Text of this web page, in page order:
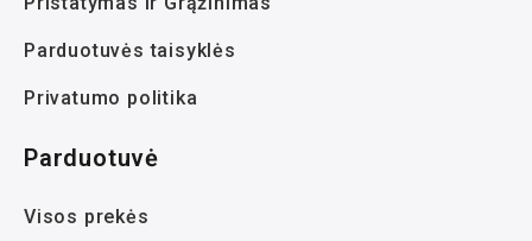
Parduotuvės taisyklės
Privatumo politika
Parduotuvė
Visos prekės